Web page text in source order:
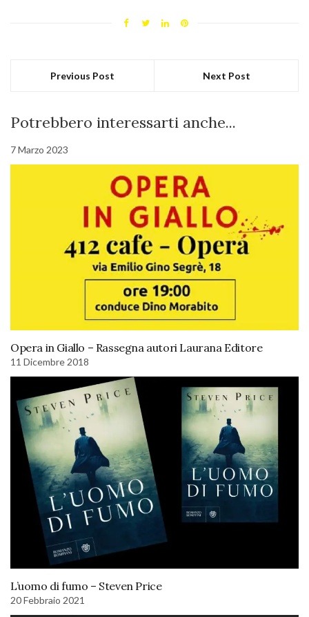
Previous Post Next Post
Potrebbero interessarti anche...
7 Marzo 2023
Opera in Giallo – Rassegna autori Laurana Editore
11 Dicembre 2018
L’uomo di fumo – Steven Price
20 Febbraio 2021